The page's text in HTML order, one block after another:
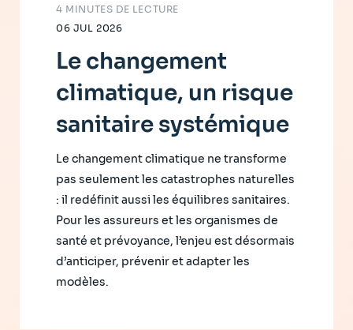
06 JUL 2026
4 MINUTES DE LECTURE
Le changement
climatique, un risque
sanitaire systémique
Le changement climatique ne transforme
pas seulement les catastrophes naturelles
: il redéfinit aussi les équilibres sanitaires.
Pour les assureurs et les organismes de
santé et prévoyance, l’enjeu est désormais
d’anticiper, prévenir et adapter les
modèles.